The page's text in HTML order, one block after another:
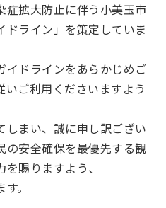
症拡大防止に伴う小美玉市
ドライン」を策定していま
イドラインをあらかじめご
ご利用くださいますよう
しまい、誠に申し訳ござい
の安全確保を最優先する観
賜りますよう、
。